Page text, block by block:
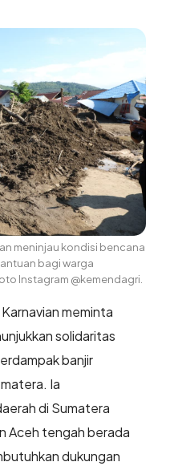
meninjau kondisi bencana
bagi warga
Instagram @kemendagri.
meminta
solidaritas
banjir
Ia
di Sumatera
Aceh tengah berada
dukungan